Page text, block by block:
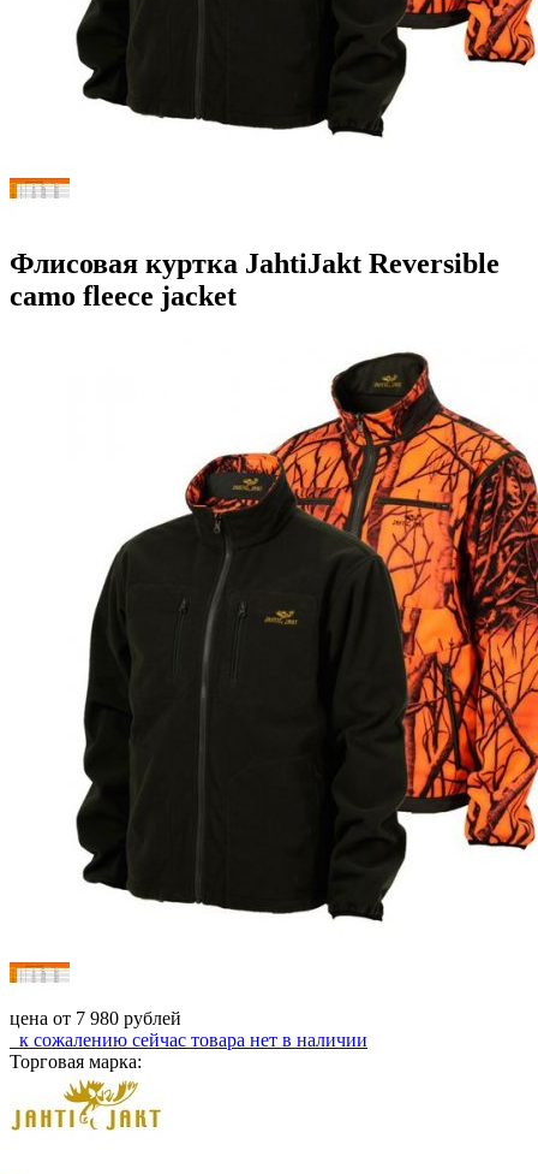
Флисовая куртка JahtiJakt Reversible
camo fleece jacket
цена от 7 980 рублей
к сожалению сейчас товара нет в наличии
Торговая марка: